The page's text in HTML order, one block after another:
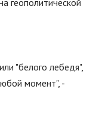
геополитической
"белого лебедя",
момент", -